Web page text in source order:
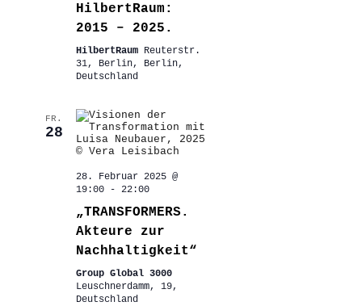
HilbertRaum:
2015 – 2025.
HilbertRaum Reuterstr.
31, Berlin, Berlin,
Deutschland
FR.
28
28. Februar 2025 @
19:00- 22:00
„TRANSFORMERS.
Akteure zur
Nachhaltigkeit“
Group Global 3000
Leuschnerdamm, 19,
Deutschland